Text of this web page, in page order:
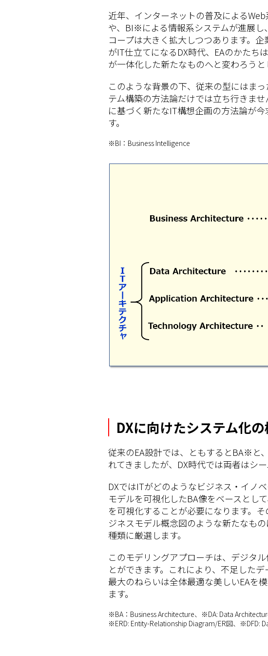
近年、インターネットの普及によるWeb
や、BI※による情報系システムが進展し
コープは大きく拡大しつつあります。企
がIT仕立てになるDX時代、EAのかたち
が一体化した新たなものへと変わろうと
このような背景の下、従来の型にはま
テム構築の方法論だけでは立ち行きませ
に基づく新たなIT構想企画の方法論が今
す。
※BI：Business Intelligence
DXに向けたシステム化
従来のEA設計では、ともするとBA※と
れてきましたが、DX時代では両者はシ
DXではITがどのようなビジネス・イノ
モデルを可視化したBA像をベースとし
を可視化することが必要になります。
ジネスモデル概念図のような新たなも
種類に厳選します。
このモデリングアプローチは、デジタ
とができます。これにより、不足した
最大のねらいは全体最適な美しいEAを
ます。
※BA：Business Architecture、※DA: Data
※ERD: Entity-Relationship Diagram/ER図、※DFD: